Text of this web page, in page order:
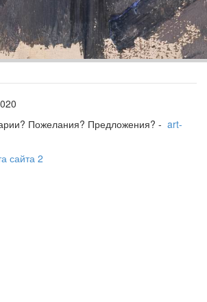
Пожелания? Предложения? - art-
сайта 2